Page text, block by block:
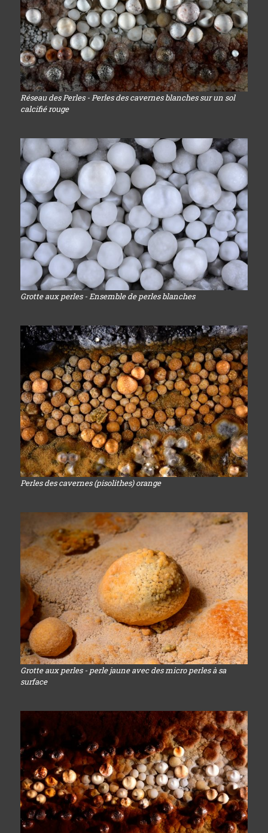
Réseau des Perles - Perles des cavernes blanches sur un sol
calcifié rouge
Grotte aux perles - Ensemble de perles blanches
Perles des cavernes (pisolithes) orange
Grotte aux perles - perle jaune avec des micro perles à sa
surface